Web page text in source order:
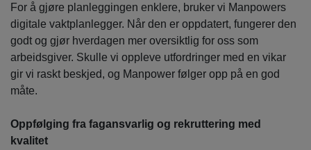
For å gjøre planleggingen enklere, bruker vi Manpowers
digitale vaktplanlegger. Når den er oppdatert, fungerer den
godt og gjør hverdagen mer oversiktlig for oss som
arbeidsgiver. Skulle vi oppleve utfordringer med en vikar
gir vi raskt beskjed, og Manpower følger opp på en god
måte.
Oppfølging fra fagansvarlig og rekruttering med
kvalitet